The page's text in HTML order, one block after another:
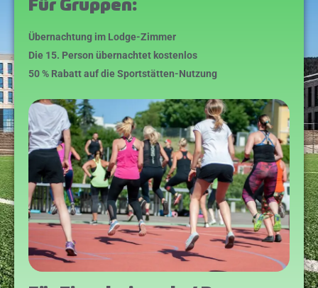
Für Gruppen:
Übernachtung im Lodge-Zimmer
Die 15. Person übernachtet kostenlos
50 % Rabatt auf die Sportstätten-Nutzung